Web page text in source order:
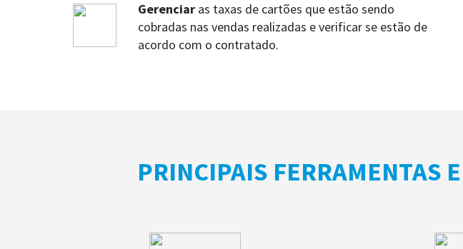
Gerenciaras taxas de cartões que estão sendo
cobradas nas vendas realizadas e verificar se estão de
acordo com o contratado.
PRINCIPAIS FERRAMENTAS